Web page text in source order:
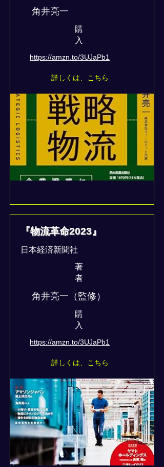
角井亮一
​購
入
https://amzn.to/3UJaPb1
詳しくは、こちら
『物流革命2023』
日本経済新聞社
著
者
角井亮一（監修）
​購
入
https://amzn.to/3UJaPb1
詳しくは、こちら